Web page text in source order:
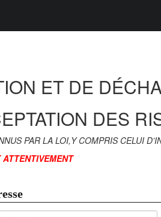
ET DE
DES
PAR LA LOI,Y COMPRIS CELUI